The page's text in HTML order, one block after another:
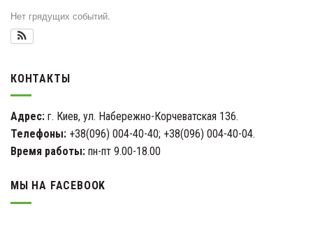
Нет грядущих событий.
КОНТАКТЫ
Адрес: г. Киев, ул. Набережно-Корчеватская 136.
Телефоны: +38(096) 004-40-40; +38(096) 004-40-04.
Время работы: пн-пт 9.00-18.00
МЫ НА FACEBOOK